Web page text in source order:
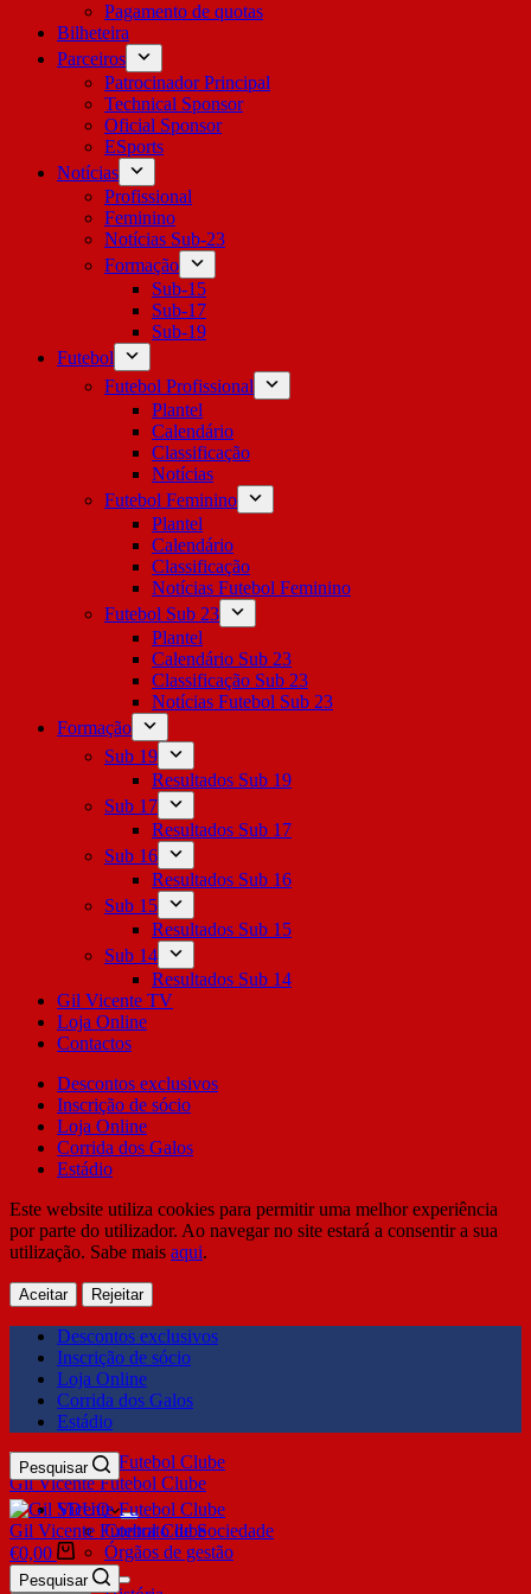
Pagamento de quotas
Bilheteira
Parceiros
Patrocinador Principal
Technical Sponsor
Oficial Sponsor
ESports
Notícias
Profissional
Feminino
Notícias Sub-23
Formação
Sub-15
Sub-17
Sub-19
Futebol
Futebol Profissional
Plantel
Calendário
Classificação
Notícias
Futebol Feminino
Plantel
Calendário
Classificação
Notícias Futebol Feminino
Futebol Sub 23
Plantel
Calendário Sub 23
Classificação Sub 23
Notícias Futebol Sub 23
Formação
Sub 19
Resultados Sub 19
Sub 17
Resultados Sub 17
Sub 16
Resultados Sub 16
Sub 15
Resultados Sub 15
Sub 14
Resultados Sub 14
Gil Vicente TV
Loja Online
Contactos
Descontos exclusivos
Inscrição de sócio
Loja Online
Corrida dos Galos
Estádio
Este website utiliza cookies para permitir uma melhor experiência
por parte do utilizador. Ao navegar no site estará a consentir a sua
utilização. Sabe mais aqui.
Aceitar Rejeitar
Descontos exclusivos
Inscrição de sócio
Loja Online
Corrida dos Galos
Estádio
Gil Vicente Futebol Clube
Pesquisar
SDUQ
Contrato de Sociedade
Órgãos de gestão
Clube
Gil Vicente Futebol Clube
€0,00
Pesquisar